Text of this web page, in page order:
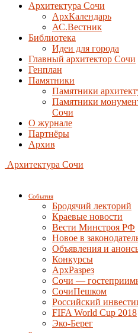
Архитектура Сочи
АрхКалендарь
АС.Вестник
Библиотека
Идеи для города
Главный архитектор Сочи
Генплан
Памятники
Памятники
Памятники
Сочи
О журнале
Партнёры
Архив
Архитектура Сочи
События
Бродячий лекторий
Краевые новости
Вести Минстроя РФ
Новое в
Объявления и
Конкурсы
АрхРазрез
Сочи —
СочиПешком
Российский
FIFA World Cup 2018
Эко-Берег